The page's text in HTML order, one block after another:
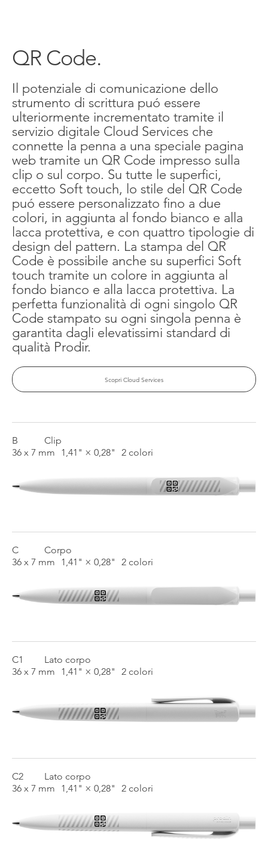
QR Code.
Il potenziale di comunicazione dello
strumento di scrittura puó essere
ulteriormente incrementato tramite il
servizio digitale Cloud Services che
connette la penna a una speciale pagina
web tramite un QR Code impresso sulla
clip o sul corpo. Su tutte le superfici,
eccetto Soft touch, lo stile del QR Code
puó essere personalizzato fino a due
colori, in aggiunta al fondo bianco e alla
lacca protettiva, e con quattro tipologie di
design del pattern. La stampa del QR
Code è possibile anche su superfici Soft
touch tramite un colore in aggiunta al
fondo bianco e alla lacca protettiva. La
perfetta funzionalità di ogni singolo QR
Code stampato su ogni singola penna è
garantita dagli elevatissimi standard di
qualità Prodir.
Scopri Cloud Services
B
Clip
36 x 7 mm
1,41" × 0,28" 2 colori
C
Corpo
36 x 7 mm
1,41" × 0,28" 2 colori
C1
Lato corpo
36 x 7 mm
1,41" × 0,28" 2 colori
C2
Lato corpo
36 x 7 mm
1,41" × 0,28" 2 colori